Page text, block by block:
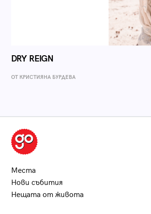
DRY REIGN
ОТ КРИСТИЯНА БУРДЕВА
Места
Нови събития
Нещата от живота